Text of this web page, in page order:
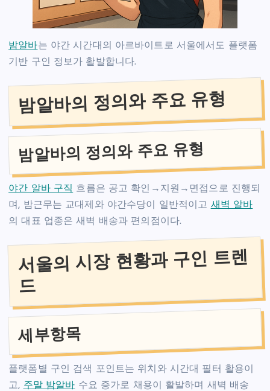
밤알바는 야간 시간대의 아르바이트로 서울에서도 플랫폼
기반 구인 정보가 활발합니다.
밤알바의 정의와 주요 유형
밤알바의 정의와 주요 유형
야간 알바 구직 흐름은 공고 확인→지원→면접으로 진행되
며, 밤근무는 교대제와 야간수당이 일반적이고 새벽 알바
의 대표 업종은 새벽 배송과 편의점이다.
서울의 시장 현황과 구인 트렌
드
세부항목
플랫폼별 구인 검색 포인트는 위치와 시간대 필터 활용이
고, 주말 밤알바 수요 증가로 채용이 활발하며 새벽 배송